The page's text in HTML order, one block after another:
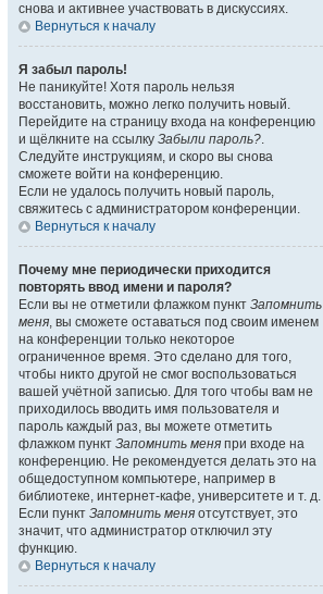
снова и активнее участвовать в дискуссиях.
Вернуться к началу
Я забыл пароль!
Не паникуйте! Хотя пароль нельзя
восстановить, можно легко получить новый.
Перейдите на страницу входа на конференцию
и щёлкните на ссылку Забыли пароль?.
Следуйте инструкциям, и скоро вы снова
сможете войти на конференцию.
Если не удалось получить новый пароль,
свяжитесь с администратором конференции.
Вернуться к началу
Почему мне периодически приходится
повторять ввод имени и пароля?
Если вы не отметили флажком пункт Запомнить
меня, вы сможете оставаться под своим именем
на конференции только некоторое
ограниченное время. Это сделано для того,
чтобы никто другой не смог воспользоваться
вашей учётной записью. Для того чтобы вам не
приходилось вводить имя пользователя и
пароль каждый раз, вы можете отметить
флажком пункт Запомнить меня при входе на
конференцию. Не рекомендуется делать это на
общедоступном компьютере, например в
библиотеке, интернет-кафе, университете и т. д.
Если пункт Запомнить меня отсутствует, это
значит, что администратор отключил эту
функцию.
Вернуться к началу